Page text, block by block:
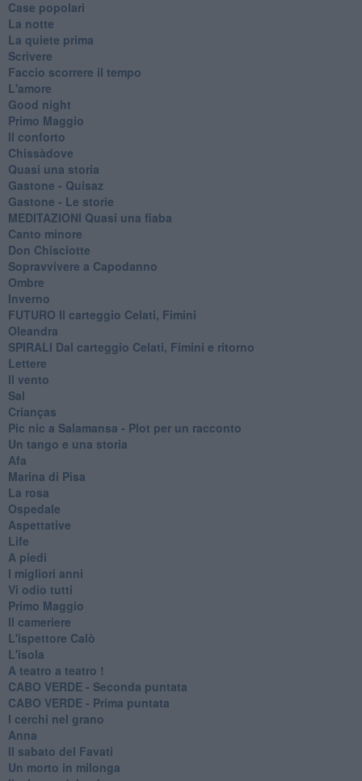
Case popolari
La notte
La quiete prima
Scrivere
Faccio scorrere il tempo
L'amore
Good night
Primo Maggio
Il conforto
Chissàdove
Quasi una storia
Gastone - Quisaz
Gastone - Le storie
MEDITAZIONI Quasi una fiaba
Canto minore
Don Chisciotte
Sopravvivere a Capodanno
Ombre
Inverno
FUTURO Il carteggio Celati, Fimini
Oleandra
SPIRALI Dal carteggio Celati, Fimini e ritorno
Lettere
Il vento
Sal
Crianças
Pic nic a Salamansa - Plot per un racconto
Un tango e una storia
Afa
Marina di Pisa
La rosa
Ospedale
Aspettative
Life
A piedi
I migliori anni
Vi odio tutti
Primo Maggio
Il cameriere
L'ispettore Calò
L'isola
A teatro a teatro !
CABO VERDE - Seconda puntata
CABO VERDE - Prima puntata
I cerchi nel grano
Anna
Il sabato del Favati
Un morto in milonga